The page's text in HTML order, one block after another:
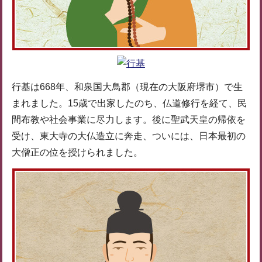
行基は668年、和泉国大鳥郡（現在の大阪府堺市）で生
まれました。15歳で出家したのち、仏道修行を経て、民
間布教や社会事業に尽力します。後に聖武天皇の帰依を
受け、東大寺の大仏造立に奔走、ついには、日本最初の
大僧正の位を授けられました。